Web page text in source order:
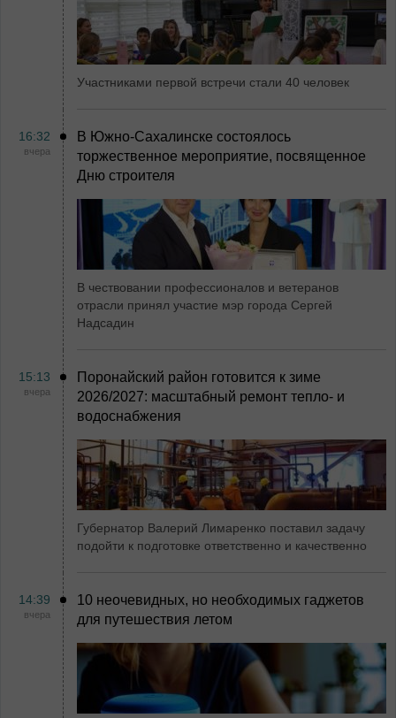
Участниками первой встречи стали 40 человек
16:32
вчера
В Южно-Сахалинске состоялось
торжественное мероприятие, посвященное
Дню строителя
В чествовании профессионалов и ветеранов
отрасли принял участие мэр города Сергей
Надсадин
15:13
вчера
Поронайский район готовится к зиме
2026/2027: масштабный ремонт тепло- и
водоснабжения
Губернатор Валерий Лимаренко поставил задачу
подойти к подготовке ответственно и качественно
14:39
вчера
10 неочевидных, но необходимых гаджетов
для путешествия летом